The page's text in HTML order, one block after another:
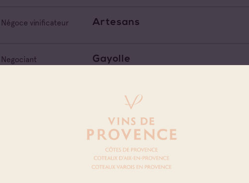
Négoce vinificateur Artesans
Negociant Gayolle
Fiee Des Lois